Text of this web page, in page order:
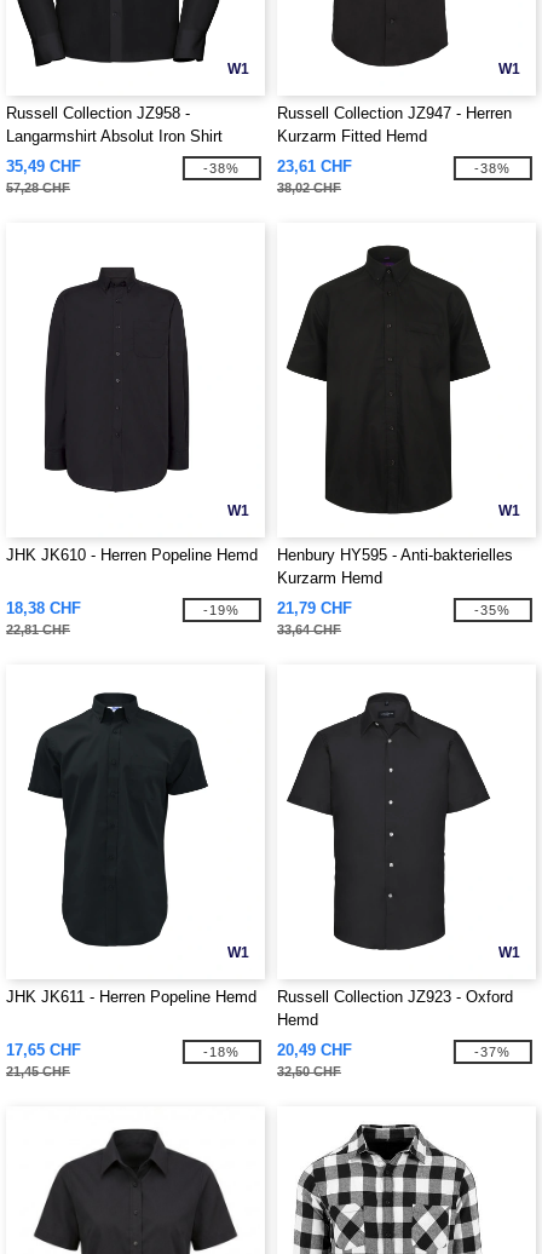
W1
Russell Collection JZ958 -
Langarmshirt Absolut Iron Shirt
35,49 CHF
57,28 CHF
-38%
W1
Russell Collection JZ947 - Herren
Kurzarm Fitted Hemd
23,61 CHF
38,02 CHF
-38%
W1
JHK JK610 - Herren Popeline Hemd
18,38 CHF
22,81 CHF
-19%
W1
Henbury HY595 - Anti-bakterielles
Kurzarm Hemd
21,79 CHF
33,64 CHF
-35%
W1
JHK JK611 - Herren Popeline Hemd
17,65 CHF
21,45 CHF
-18%
W1
Russell Collection JZ923 - Oxford
Hemd
20,49 CHF
32,50 CHF
-37%